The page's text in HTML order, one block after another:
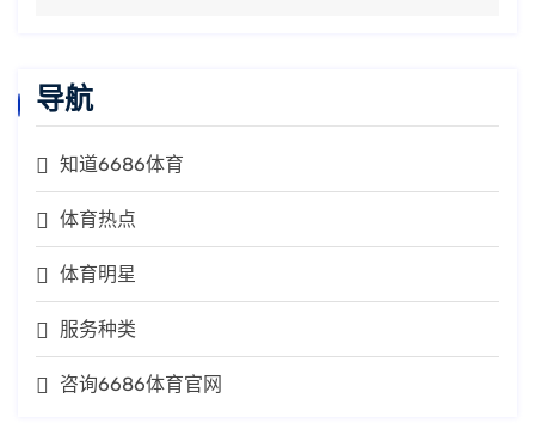
导航
知道6686体育
体育热点
体育明星
服务种类
咨询6686体育官网